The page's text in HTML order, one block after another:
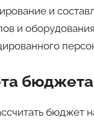
и
и оборудования
бюджета
бюджет